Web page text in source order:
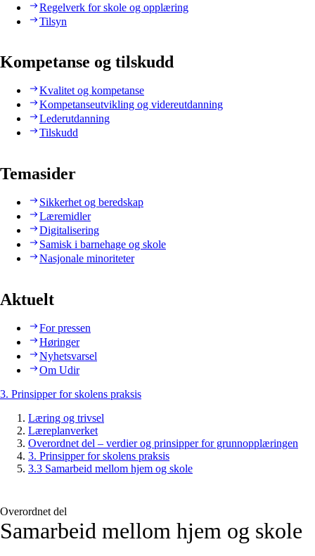
Regelverk for skole og opplæring
Tilsyn
Kompetanse og tilskudd
Kvalitet og kompetanse
Kompetanseutvikling og videreutdanning
Lederutdanning
Tilskudd
Temasider
Sikkerhet og beredskap
Læremidler
Digitalisering
Samisk i barnehage og skole
Nasjonale minoriteter
Aktuelt
For pressen
Høringer
Nyhetsvarsel
Om Udir
3. Prinsipper for skolens praksis
Læring og trivsel
Læreplanverket
Overordnet del – verdier og prinsipper for grunnopplæringen
3. Prinsipper for skolens praksis
3.3 Samarbeid mellom hjem og skole
Overordnet del
Samarbeid mellom hjem og skole